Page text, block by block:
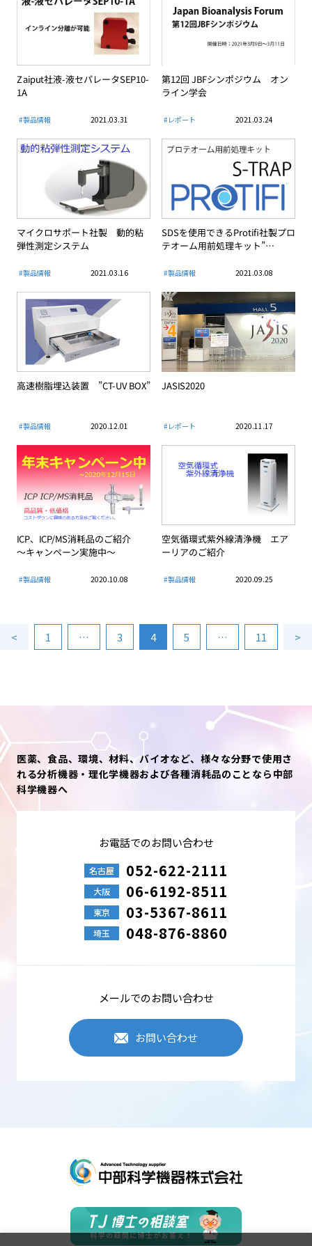
Zaiput社液-液セパレータSEP10-
1A
#製品情報 2021.03.31
第12回 JBFシンポジウム オン
ライン学会
#レポート 2021.03.24
マイクロサポート社製 動的粘
弾性測定システム
#製品情報 2021.03.16
SDSを使用できるProtifi社製プロ
テオーム用前処理キット”…
#製品情報 2021.03.08
高速樹脂埋込装置 ”CT-UV BOX”
#製品情報 2020.12.01
JASIS2020
#レポート 2020.11.17
ICP、ICP/MS消耗品のご紹介
～キャンペーン実施中～
#製品情報 2020.10.08
空気循環式紫外線清浄機 エア
ーリアのご紹介
#製品情報 2020.09.25
< 1 … 3 4 5 … 11 >
医薬、食品、環境、材料、バイオなど、様々な分野で使用さ
れる分析機器・理化学機器および各種消耗品のことなら中部
科学機器へ
お電話でのお問い合わせ
名古屋 052-622-2111
大阪 06-6192-8511
東京 03-5367-8611
埼玉 048-876-8860
メールでのお問い合わせ
お問い合わせ